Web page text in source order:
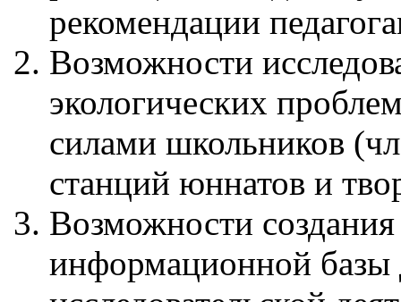
рекомендации
Возможности
экологических
силами школьников
станций юннатов и
Возможности
информационной базы